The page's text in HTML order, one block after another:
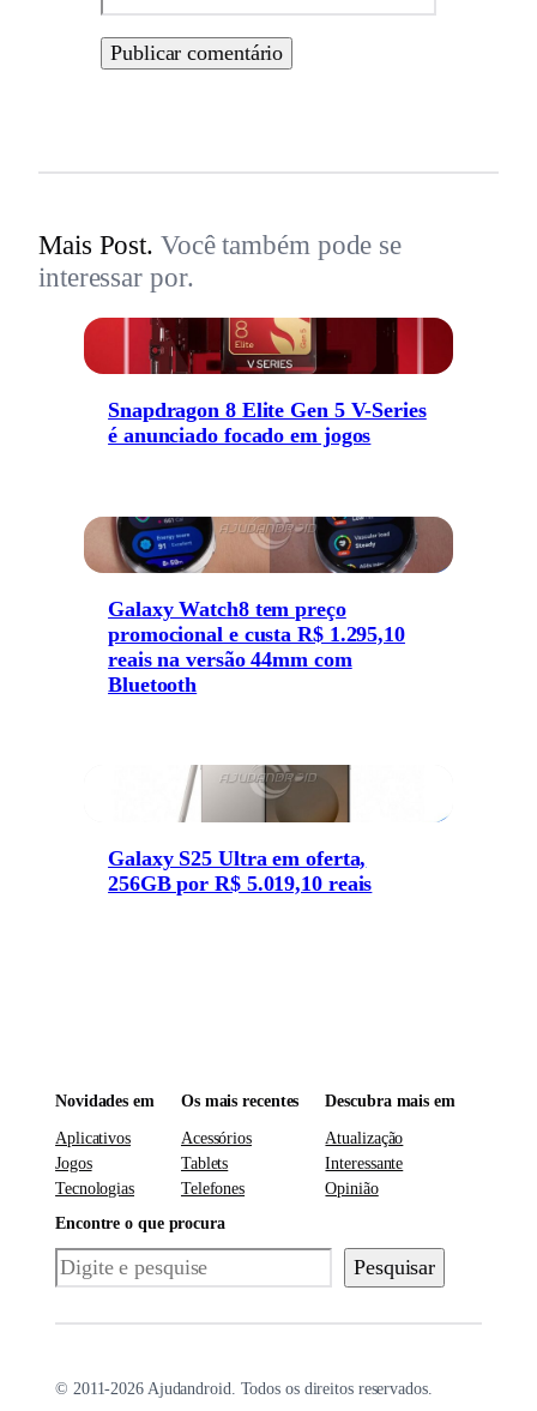
Mais Post. Você também pode se
interessar por.
Snapdragon 8 Elite Gen 5 V-Series
é anunciado focado em jogos
Galaxy Watch8 tem preço
promocional e custa R$ 1.295,10
reais na versão 44mm com
Bluetooth
Galaxy S25 Ultra em oferta,
256GB por R$ 5.019,10 reais
Novidades em
Aplicativos
Jogos
Tecnologias
Os mais recentes
Acessórios
Tablets
Telefones
Descubra mais em
Atualização
Interessante
Opinião
Encontre o que procura
Pesquisar Pesquisar
© 2011-2026 Ajudandroid. Todos os direitos reservados.